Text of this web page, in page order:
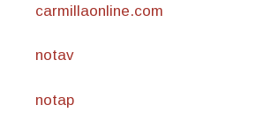
carmillaonline.com
notav
notap